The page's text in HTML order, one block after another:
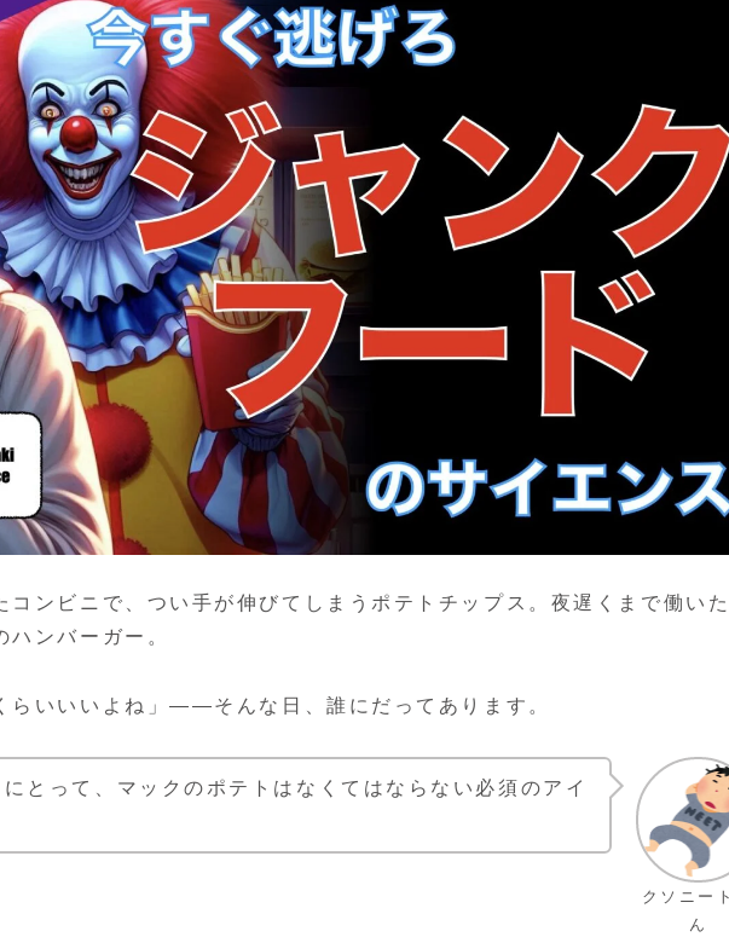
ンビニで、つい手が伸びてしまうポテトチップス。夜遅くまで働いた
ンバーガー。
らいいいよね」――そんな日、誰にだってあります。
クソニー
ん
とって、マックのポテトはなくてはならない必須のアイ